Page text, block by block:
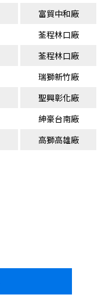
富貿中和廠
荃程林口廠
荃程林口廠
瑞獅新竹廠
聖興彰化廠
紳豪台南廠
高獅高雄廠